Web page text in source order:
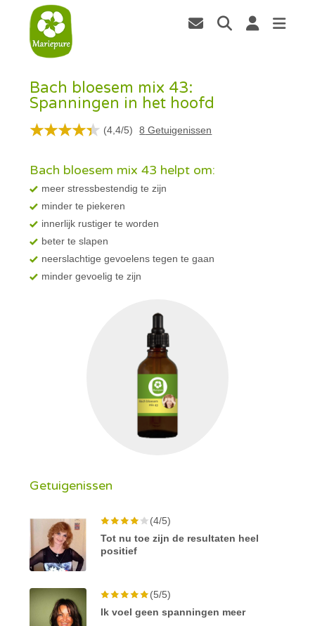
Bach bloesem mix 43:
Spanningen in het hoofd
(4,4/5) 8 Getuigenissen
Bach bloesem mix 43 helpt om:
meer stressbestendig te zijn
minder te piekeren
innerlijk rustiger te worden
beter te slapen
neerslachtige gevoelens tegen te gaan
minder gevoelig te zijn
Getuigenissen
(4/5)
Tot nu toe zijn de resultaten heel
positief
(5/5)
Ik voel geen spanningen meer